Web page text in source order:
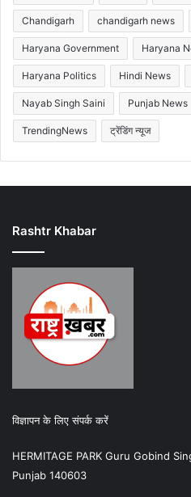
Chandigarh chandigarh news
Haryana Government Haryana
Haryana Politics Hindi News
Nayab Singh Saini Punjab News
TrendingNews ट्रेंडिंग न्यूज
Rashtr Khabar
विज्ञापन के लिए संपर्क करें
HERMITAGE PARK Guru Gobind
Punjab 140603